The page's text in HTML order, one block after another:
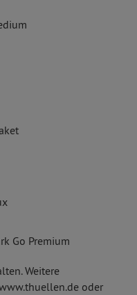
Go Premium
Weitere
oder